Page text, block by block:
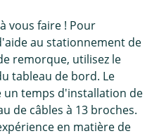
vous faire ! Pour
au stationnement de
remorque, utilisez le
tableau de bord. Le
un temps d'installation de
de câbles à 13 broches.
en matière de